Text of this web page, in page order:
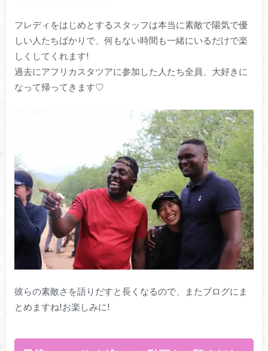
フレディをはじめとするスタッフは本当に素敵で陽気で優
しい人たちばかりで、何もない時間も一緒にいるだけで楽
しくしてくれます!
過去にアフリカスタツアに参加した人たち全員、大好きに
なって帰ってきます♡
彼らの素敵さを語りだすと長くなるので、またブログにま
とめますね!お楽しみに!